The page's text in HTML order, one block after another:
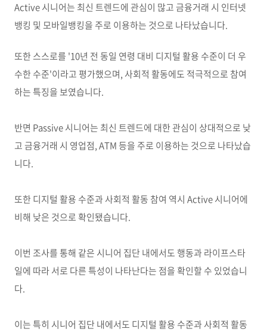
Active 시니어는 최신 트렌드에 관심이 많고 금융거래 시 인터넷
뱅킹 및 모바일뱅킹을 주로 이용하는 것으로 나타났습니다.
또한 스스로를 '10년 전 동일 연령 대비 디지털 활용 수준이 더 우
수한 수준'이라고 평가했으며, 사회적 활동에도 적극적으로 참여
하는 특징을 보였습니다.
반면 Passive 시니어는 최신 트렌드에 대한 관심이 상대적으로 낮
고 금융거래 시 영업점, ATM 등을 주로 이용하는 것으로 나타났습
니다.
또한 디지털 활용 수준과 사회적 활동 참여 역시 Active 시니어에
비해 낮은 것으로 확인됐습니다.
이번 조사를 통해 같은 시니어 집단 내에서도 행동과 라이프스타
일에 따라 서로 다른 특성이 나타난다는 점을 확인할 수 있었습니
다.
이는 특히 시니어 집단 내에서도 디지털 활용 수준과 사회적 활동